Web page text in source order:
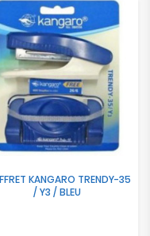
KANGARO TRENDY-35
/ Y3 / BLEU